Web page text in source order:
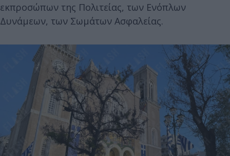
εκπροσώπων της Πολιτείας, των Ενόπλων
Δυνάμεων, των Σωμάτων Ασφαλείας.